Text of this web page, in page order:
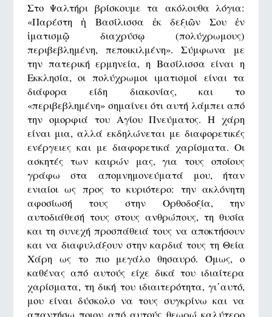
Στο Ψαλτήρι βρίσκουμε τα ακόλουθα λόγια:
«Παρέστη ἡ Βασίλισσα ἐκ δεξιῶν Σου ἐν
ἱματισμῷ διαχρύσῳ (πολύχρωμους)
περιβεβλημένη, πεποικιλμένη». Σύμφωνα με
την πατερική ερμηνεία, η Βασίλισσα είναι η
Εκκλησία, οι πολύχρωμοι ιματισμοί είναι τα
διάφορα είδη διακονίας, και το
«περιβεβλημένη» σημαίνει ότι αυτή λάμπει από
την ομορφιά του Αγίου Πνεύματος. Η χάρη
είναι μια, αλλά εκδηλώνεται με διαφορετικές
ενέργειες και με διαφορετικά χαρίσματα. Οι
ασκητές των καιρών μας, για τους οποίους
γράφω στα απομνημονεύματά μου, ήταν
ενιαίοι ως προς το κυριότερο: την ακλόνητη
αφοσίωσή τους στην Ορθοδοξία, την
αυτοδιάθεσή τους στους ανθρώπους, τη θυσία
και τη συνεχή προσπάθειά τους να αποκτήσουν
και να διαφυλάξουν στην καρδιά τους τη Θεία
Χάρη ως το πιο μεγάλο θησαυρό. Όμως, ο
καθένας από αυτούς είχε δικά του ιδιαίτερα
χαρίσματα, τη δική του ιδιαιτερότητα, γι΄αυτό,
μου είναι δύσκολο να τους συγκρίνω και να